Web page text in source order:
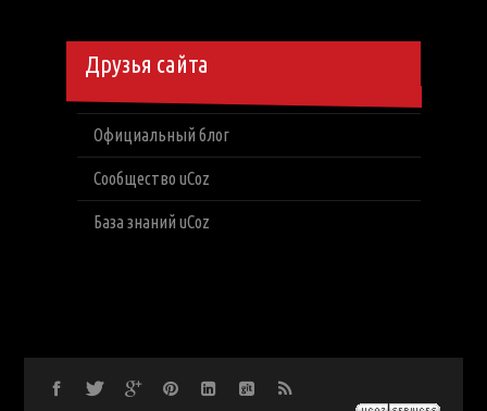
Друзья сайта
Официальный блог
Сообщество uCoz
База знаний uCoz